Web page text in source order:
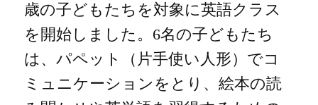
歳の子どもたちを対象に英語クラス
を開始しました。 6名の子どもたち
は、パペット（片手使い人形）でコ
ミュニケーションをとり、絵本の読